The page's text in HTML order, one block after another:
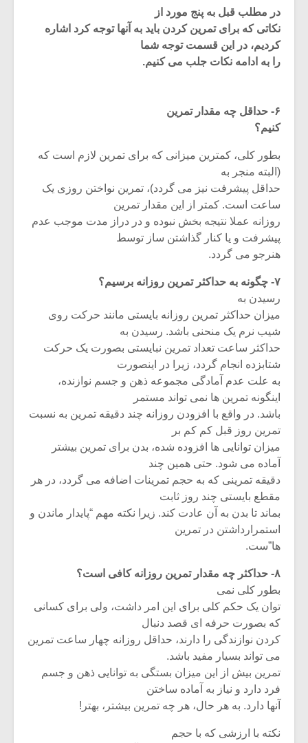
در مطلب قبل به پنج مورد از
نکاتی که برای تمرین کردن باید به آنها توجه کرد اشاره
کردیم، در این قسمت توجه شما
را به ادامه نکات جلب می کنیم.
۶- حداقل چه مقدار تمرین
کنیم؟
بطور کلی، کمترین میزانی که برای تمرین لازم است که
(البته منجر به
حداقل پیشرفت نیز می گردد)، تمرین نواختن روزی یک
ساعت است. کمتر از این مقدار تمرین
روزانه عملا نتیجه بخش نبوده و در دراز مدت موجب عدم
پیشرفت و یا کنار گذاشتن ساز توسط
هنرجو می گردد.
۷- چگونه به حداکثر تمرین روزانه برسیم؟
رسیدن به
میزان حداکثر تمرین روزانه بایستی مانند حرکت روی
شیب نرم یک منحنی باشد. رسیدن به
حداکثر ساعت تعداد تمرین نبایستی بصورت یک حرکت
شتابزده انجام گردد، زیرا در اینصورت
به علت عدم آمادگی مجموعه ذهن و جسم نوازنده،
اینگونه تمرین ها نمی تواند مستمر
باشد. در واقع با افزودن روزانه چند دقیقه تمرین به نسبت
تمرین روز قبل کم کم بر
میزان توانایی ها افزوده شده، بدن برای تمرین بیشتر
آماده می شود. حتی همین چند
دقیقه تمرینی که به حجم تمرینات اضافه می گردد، در هر
مقطع بایستی چند روز ثابت
بماند تا بدن به آن عادت کند. زیرا نکته مهم “پایدار ماندن و
استمرارداشتن در تمرین
ها”ست.
۸- حداکثر چه مقدار تمرین روزانه کافی است؟
بطور کلی نمی
توان یک حکم کلی برای این امر داشت، ولی برای کسانی
که بصورت حرفه ای قصد دنبال
کردن نوازندگی را دارند، حداقل روزانه چهار ساعت تمرین
می تواند بسیار مفید باشد.
تمرین بیش از این میزان بستگی به توانایی ذهن و جسم
فرد دارد و نیاز به آماده ساختن
آنها دارد. به هر حال، هر چه تمرین بیشتر، بهتر!
نکته با ارزشی که با حجم
یادداشتی بر موسیقی
متن فیلم «متری
شیش و نیم»
اگر نمی توانی
مشهورترین باشی،
بدنام ترین باش